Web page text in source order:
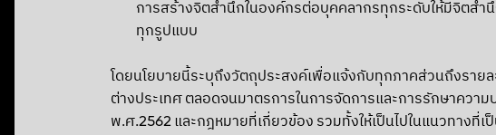
การสร้างจิตสำนึกในองค์กรต่อบุคคลากรทุกระดับให้มีจิตส
ทุกรูปแบบ
โดยนโยบายนี้ระบุถึงวัตถุประสงค์เพื่อแจ้งกับทุกภาคส่วนถึงราย
ต่างประเทศ ตลอดจนมาตรการในการจัดการและการรักษาคว
พ.ศ.2562 และกฎหมายที่เกี่ยวข้อง รวมทั้งให้เป็นไปในแนวทางที่